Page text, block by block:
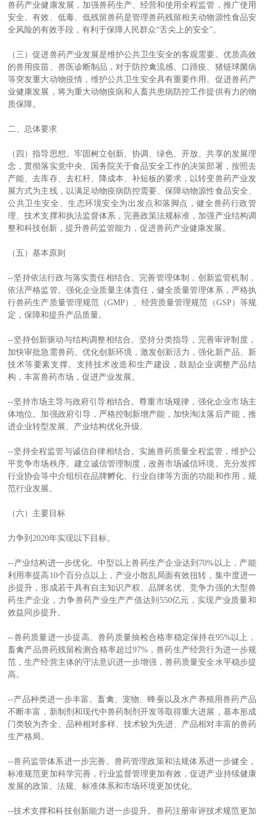
兽药产业健康发展，加强兽药生产、经营和使用全程监管，推广使用
安全、有效、低毒、低残留兽药是管理兽药残留相关动物源性食品安
全风险的有效手段，有利于保障人民群众“舌尖上的安全”。
（三）促进兽药产业发展是维护公共卫生安全的客观需要。优质高效
的兽用疫苗、兽医诊断制品，对于防控禽流感、口蹄疫、猪链球菌病
等突发重大动物疫情，维护公共卫生安全具有重要作用。促进兽药产
业健康发展，将为重大动物疫病和人畜共患病防控工作提供有力的物
质保障。
二、总体要求
（四）指导思想。牢固树立创新、协调、绿色、开放、共享的发展理
念，贯彻落实党中央、国务院关于食品安全工作的决策部署，按照去
产能、去库存、去杠杆、降成本、补短板的要求，以转变兽药产业发
展方式为主线，以满足动物疫病防控需要、保障动物源性食品安全、
公共卫生安全、生态环境安全为出发点和落脚点，健全兽药行政管
理、技术支撑和执法监督体系，完善政策法规标准，加强产业结构调
整和科技创新，提升兽药监管能力，促进兽药产业健康发展。
（五）基本原则
--坚持依法行政与落实责任相结合。完善管理体制，创新监管机制，
依法严格监管。强化企业质量主体责任，健全质量管理体系，严格执
行兽药生产质量管理规范（GMP）、经营质量管理规范（GSP）等规
定，保障和提升产品质量。
--坚持创新驱动与结构调整相结合。坚持分类指导，完善审评制度，
加快审批急需兽药。优化创新环境，激发创新活力，强化新产品、新
技术等要素支撑。支持技术改造和生产建设，鼓励企业调整产品结
构，丰富兽药市场，促进产业发展。
--坚持市场主导与政府引导相结合。尊重市场规律，强化企业市场主
体地位。加强政府引导，严格控制新增产能，加快淘汰落后产能，推
进企业转型发展、产业结构优化升级。
--坚持全程监管与诚信自律相结合。实施兽药质量全程监管，维护公
平竞争市场秩序。建立诚信管理制度，改善市场诚信环境。充分发挥
行业协会等中介组织在品牌孵化、行业自律等方面的功能和作用，规
范行业发展。
（六）主要目标
力争到2020年实现以下目标。
--产业结构进一步优化。中型以上兽药生产企业达到70%以上，产能
利用率提高10个百分点以上，产业小散乱局面有效扭转，集中度进一
步提升，形成若干具有自主知识产权、品牌名优、竞争力强的大型兽
药生产企业，力争兽药产业生产产值达到550亿元，实现产业质量和
效益同步提升。
--兽药质量进一步提高。兽药质量抽检合格率稳定保持在95%以上，
畜禽产品兽药残留检测合格率超过97%，兽药生产经营行为进一步规
范，生产经营主体的守法意识进一步增强，兽药质量安全水平稳步提
高。
--产品种类进一步丰富。畜禽、宠物、蜂蚕以及水产养殖用兽药产品
不断丰富，新制剂和现代中兽药制剂开发等取得重大进展，基本形成
门类较为齐全、品种相对多样、技术较为先进、产品相对丰富的兽药
生产格局。
--兽药监管体系进一步完善。兽药管理政策和法规体系进一步健全，
标准规范更加科学完善，行业监督管理更加有效，促进产业持续健康
发展的政策、法规、标准体系和市场环境更加优化。
--技术支撑和科技创新能力进一步提升。兽药注册审评技术规范更加